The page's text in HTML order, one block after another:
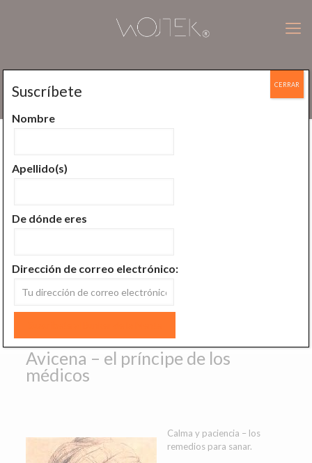
Calma y paciencia en la sanación
Avicena – el príncipe de los
médicos
Calma y paciencia – los
remedios para sanar.
Suscríbete
Nombre
Apellido(s)
De dónde eres
Dirección de correo electrónico:
CERRAR